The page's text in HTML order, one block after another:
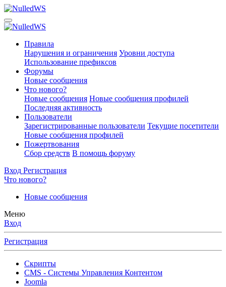
Правила
Нарушения и ограничения Уровни доступа
Использование префиксов
Форумы
Новые сообщения
Что нового?
Новые сообщения Новые сообщения профилей
Последняя активность
Пользователи
Зарегистрированные пользователи Текущие посетители
Новые сообщения профилей
Пожертвования
Сбор средств В помощь форуму
Вход Регистрация
Что нового?
Новые сообщения
Меню
Вход
Регистрация
Скрипты
CMS - Системы Управления Контентом
Joomla